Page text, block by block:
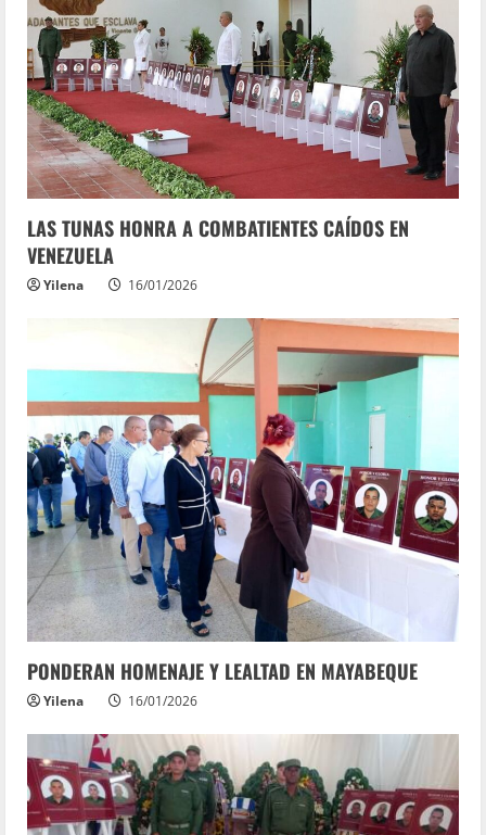
LAS TUNAS HONRA A COMBATIENTES CAÍDOS EN
VENEZUELA
Yilena 16/01/2026
PONDERAN HOMENAJE Y LEALTAD EN MAYABEQUE
Yilena 16/01/2026